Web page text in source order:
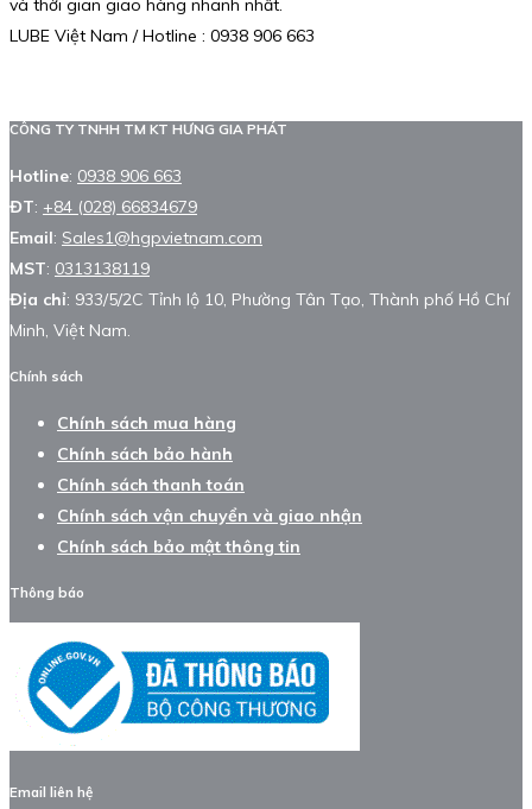
và thời gian giao hàng nhanh nhất.
LUBE Việt Nam / Hotline : 0938 906 663
CÔNG TY TNHH TM KT HƯNG GIA PHÁT
Hotline: 0938 906 663
ĐT: +84 (028) 66834679
Email: Sales1@hgpvietnam.com
MST: 0313138119
Địa chỉ: 933/5/2C Tỉnh lộ 10, Phường Tân Tạo, Thành phố Hồ Chí
Minh, Việt Nam.
Chính sách
Chính sách mua hàng
Chính sách bảo hành
Chính sách thanh toán
Chính sách vận chuyển và giao nhận
Chính sách bảo mật thông tin
Thông báo
Email liên hệ